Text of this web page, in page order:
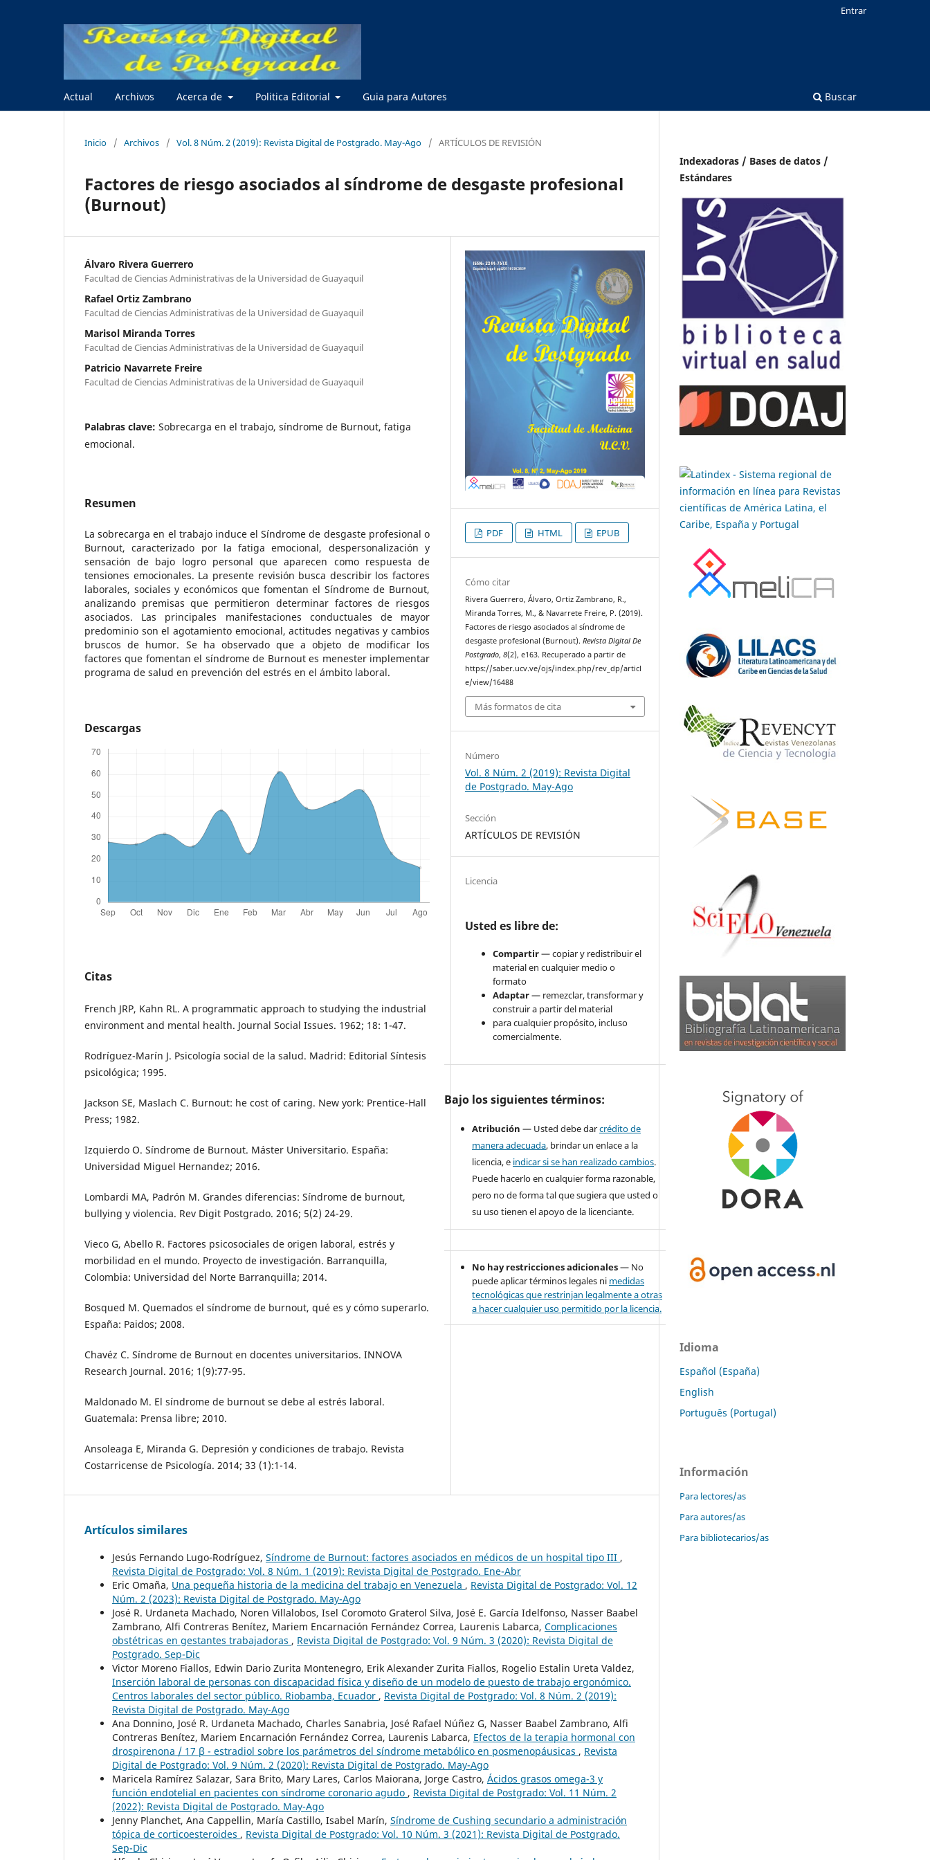
Actual Archivos Acerca de Politica Editorial Guia para Autores Buscar
Entrar
Inicio / Archivos / Vol. 8 Núm. 2 (2019): Revista Digital de Postgrado. May-Ago / ARTÍCULOS DE REVISIÓN
Factores de riesgo asociados al síndrome de desgaste profesional
(Burnout)
Álvaro Rivera Guerrero
Facultad de Ciencias Administrativas de la Universidad de Guayaquil
Rafael Ortiz Zambrano
Facultad de Ciencias Administrativas de la Universidad de Guayaquil
Marisol Miranda Torres
Facultad de Ciencias Administrativas de la Universidad de Guayaquil
Patricio Navarrete Freire
Facultad de Ciencias Administrativas de la Universidad de Guayaquil
Palabras clave: Sobrecarga en el trabajo, síndrome de Burnout, fatiga
emocional.
Resumen
La sobrecarga en el trabajo induce el Síndrome de desgaste profesional o
Burnout, caracterizado por la fatiga emocional, despersonalización y
sensación de bajo logro personal que aparecen como respuesta de
tensiones emocionales. La presente revisión busca describir los factores
laborales, sociales y económicos que fomentan el Síndrome de Burnout,
analizando premisas que permitieron determinar factores de riesgos
asociados. Las principales manifestaciones conductuales de mayor
predominio son el agotamiento emocional, actitudes negativas y cambios
bruscos de humor. Se ha observado que a objeto de modificar los
factores que fomentan el síndrome de Burnout es menester implementar
programa de salud en prevención del estrés en el ámbito laboral.
Descargas
Citas
French JRP, Kahn RL. A programmatic approach to studying the industrial
environment and mental health. Journal Social Issues. 1962; 18: 1-47.
Rodríguez-Marín J. Psicología social de la salud. Madrid: Editorial Síntesis
psicológica; 1995.
Jackson SE, Maslach C. Burnout: he cost of caring. New york: Prentice-Hall
Press; 1982.
Izquierdo O. Síndrome de Burnout. Máster Universitario. España:
Universidad Miguel Hernandez; 2016.
Lombardi MA, Padrón M. Grandes diferencias: Síndrome de burnout,
bullying y violencia. Rev Digit Postgrado. 2016; 5(2) 24-29.
Vieco G, Abello R. Factores psicosociales de origen laboral, estrés y
morbilidad en el mundo. Proyecto de investigación. Barranquilla,
Colombia: Universidad del Norte Barranquilla; 2014.
Bosqued M. Quemados el síndrome de burnout, qué es y cómo superarlo.
España: Paidos; 2008.
Chavéz C. Síndrome de Burnout en docentes universitarios. INNOVA
Research Journal. 2016; 1(9):77-95.
Maldonado M. El síndrome de burnout se debe al estrés laboral.
Guatemala: Prensa libre; 2010.
Ansoleaga E, Miranda G. Depresión y condiciones de trabajo. Revista
Costarricense de Psicología. 2014; 33 (1):1-14.
PDF HTML EPUB
Cómo citar
Rivera Guerrero, Álvaro, Ortiz Zambrano, R.,
Miranda Torres, M., & Navarrete Freire, P. (2019).
Factores de riesgo asociados al síndrome de
desgaste profesional (Burnout).Revista Digital De
Postgrado,8(2), e163. Recuperado a partir de
https://saber.ucv.ve/ojs/index.php/rev_dp/articl
e/view/16488
Más formatos de cita
Número
Vol. 8 Núm. 2 (2019): Revista Digital
de Postgrado. May-Ago
Sección
ARTÍCULOS DE REVISIÓN
Licencia
Usted es libre de:
Compartir— copiar y redistribuir el
material en cualquier medio o
formato
Adaptar— remezclar, transformar y
construir a partir del material
para cualquier propósito, incluso
comercialmente.
Bajo los siguientes términos:
Atribución — Usted debe darcrédito de
manera adecuada, brindar un enlace a la
licencia, e indicar si se han realizado cambios.
Puede hacerlo en cualquier forma razonable,
pero no de forma tal que sugiera que usted o
su uso tienen el apoyo de la licenciante.
No hay restricciones adicionales— No
puede aplicar términos legales ni medidas
tecnológicas que restrinjan legalmente a otras
a hacer cualquier uso permitido por la licencia.
Artículos similares
Jesús Fernando Lugo-Rodríguez, Síndrome de Burnout: factores asociados en médicos de un hospital tipo III ,
Revista Digital de Postgrado: Vol. 8 Núm. 1 (2019): Revista Digital de Postgrado. Ene-Abr
Eric Omaña, Una pequeña historia de la medicina del trabajo en Venezuela , Revista Digital de Postgrado: Vol. 12
Núm. 2 (2023): Revista Digital de Postgrado. May-Ago
José R. Urdaneta Machado, Noren Villalobos, Isel Coromoto Graterol Silva, José E. García Idelfonso, Nasser Baabel
Zambrano, Alfi Contreras Benítez, Mariem Encarnación Fernández Correa, Laurenis Labarca, Complicaciones
obstétricas en gestantes trabajadoras , Revista Digital de Postgrado: Vol. 9 Núm. 3 (2020): Revista Digital de
Postgrado. Sep-Dic
Victor Moreno Fiallos, Edwin Dario Zurita Montenegro, Erik Alexander Zurita Fiallos, Rogelio Estalin Ureta Valdez,
Inserción laboral de personas con discapacidad física y diseño de un modelo de puesto de trabajo ergonómico.
Centros laborales del sector público. Riobamba, Ecuador , Revista Digital de Postgrado: Vol. 8 Núm. 2 (2019):
Revista Digital de Postgrado. May-Ago
Ana Donnino, José R. Urdaneta Machado, Charles Sanabria, José Rafael Núñez G, Nasser Baabel Zambrano, Alfi
Contreras Benítez, Mariem Encarnación Fernández Correa, Laurenis Labarca, Efectos de la terapia hormonal con
drospirenona / 17 β - estradiol sobre los parámetros del síndrome metabólico en posmenopáusicas , Revista
Digital de Postgrado: Vol. 9 Núm. 2 (2020): Revista Digital de Postgrado. May-Ago
Maricela Ramírez Salazar, Sara Brito, Mary Lares, Carlos Maiorana, Jorge Castro, Ácidos grasos omega-3 y
función endotelial en pacientes con síndrome coronario agudo , Revista Digital de Postgrado: Vol. 11 Núm. 2
(2022): Revista Digital de Postgrado. May-Ago
Jenny Planchet, Ana Cappellin, María Castillo, Isabel Marín, Síndrome de Cushing secundario a administración
tópica de corticoesteroides , Revista Digital de Postgrado: Vol. 10 Núm. 3 (2021): Revista Digital de Postgrado.
Sep-Dic
Indexadoras / Bases de datos /
Estándares
Idioma
Español (España)
English
Português (Portugal)
Información
Para lectores/as
Para autores/as
Para bibliotecarios/as